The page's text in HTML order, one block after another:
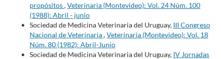
propósitos,Veterinaria (Montevideo): Vol. 24 Núm. 100
(1988): Abril - junio
Sociedad de Medicina Veterinaria del Uruguay, III Congreso
Nacional de Veterinaria,Veterinaria (Montevideo): Vol. 18
Núm. 80 (1982): Abril-Junio
Sociedad de Medicina Veterinaria del Uruguay, IV Jornadas